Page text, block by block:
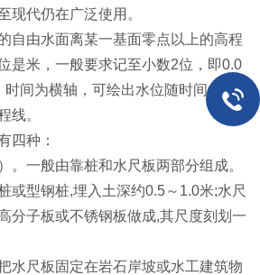
现代仍在广泛使用。
自由水面离某一基面零点以上的高程
是米，一般要求记至小数2位，即0.0
时间为横轴，可绘出水位随时间的变
线。
四种：
一般由靠桩和水尺板两部分组成。
或型钢桩,埋入土深约0.5～1.0米;水尺
分子板或不锈钢板做成,其尺度刻划一
水尺板固定在岩石岸坡或水工建筑物